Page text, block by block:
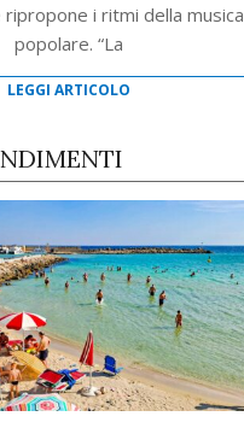
ripropone i ritmi della musica
popolare. “La
LEGGI ARTICOLO